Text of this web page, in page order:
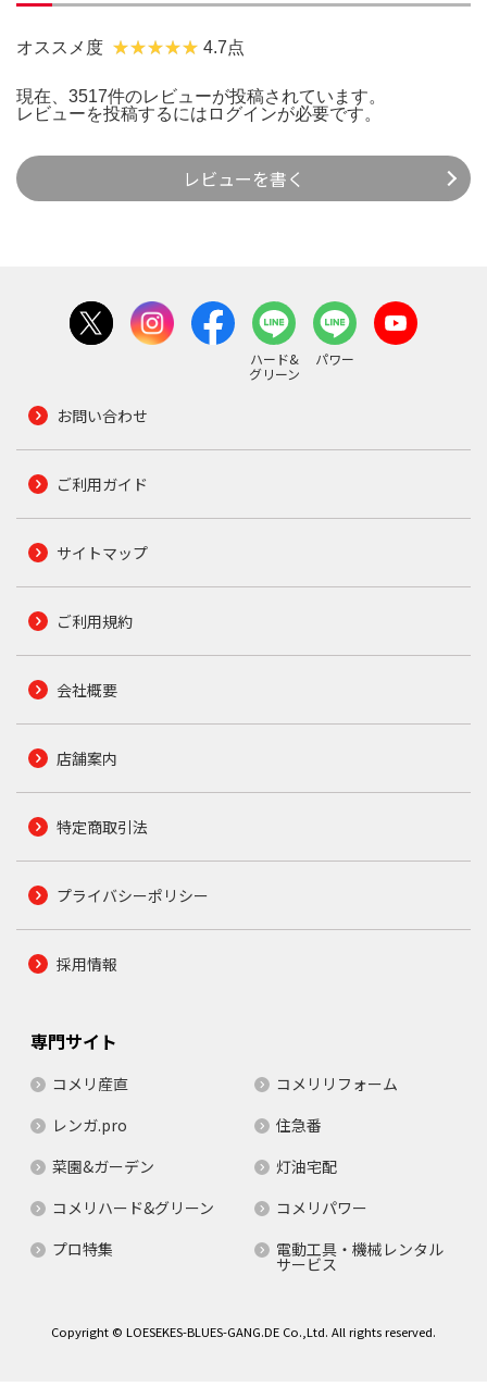
オススメ度 4.7点
現在、3517件のレビューが投稿されています。
レビューを投稿するには ログインが必要です。
レビューを書く
ハード&
グリーン
パワー
お問い合わせ
ご利用ガイド
サイトマップ
ご利用規約
会社概要
店舗案内
特定商取引法
プライバシーポリシー
採用情報
専門サイト
コメリ産直
コメリリフォーム
レンガ.pro
住急番
菜園&ガーデン
灯油宅配
コメリハード&グリーン
コメリパワー
プロ特集
電動工具・機械レンタル
サービス
Copyright © LOESEKES-BLUES-GANG.DE Co.,Ltd. All rights reserved.